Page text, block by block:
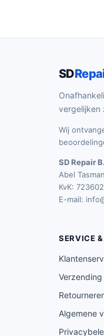
SD
vergelijken
Wij
SD Repair
Abel
KvK:
E-mail:
SERVICE
Algemene